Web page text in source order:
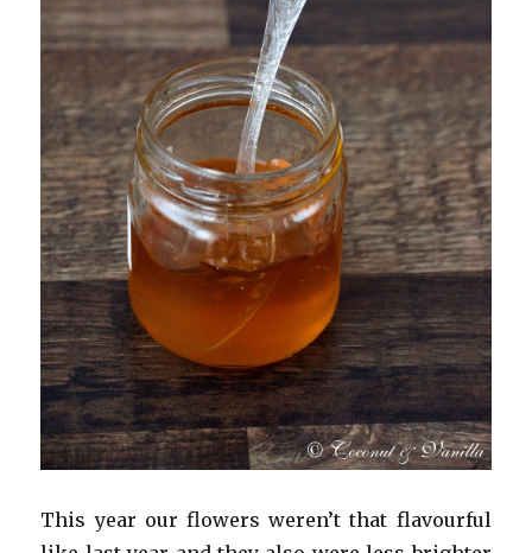
This year our flowers weren’t that flavourful